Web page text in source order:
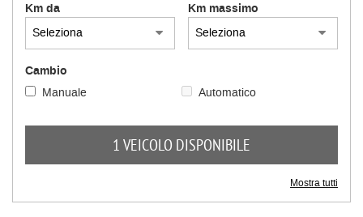
Km da Km massimo
Cambio
Manuale Automatico
1 VEICOLO DISPONIBILE
Mostra tutti